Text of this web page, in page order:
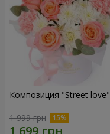
Композиция "Street love"
1 999 грн